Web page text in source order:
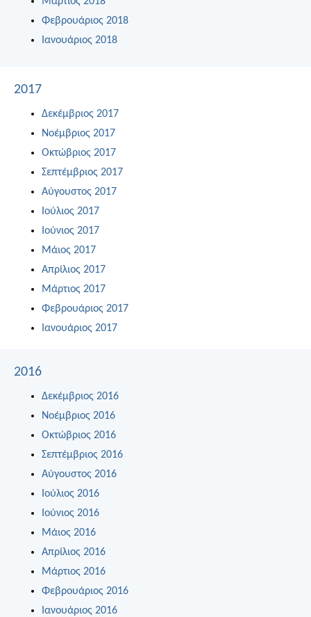
Φεβρουάριος 2018
Ιανουάριος 2018
2017
Δεκέμβριος 2017
Νοέμβριος 2017
Οκτώβριος 2017
Σεπτέμβριος 2017
Αύγουστος 2017
Ιούλιος 2017
Ιούνιος 2017
Μάιος 2017
Απρίλιος 2017
Μάρτιος 2017
Φεβρουάριος 2017
Ιανουάριος 2017
2016
Δεκέμβριος 2016
Νοέμβριος 2016
Οκτώβριος 2016
Σεπτέμβριος 2016
Αύγουστος 2016
Ιούλιος 2016
Ιούνιος 2016
Μάιος 2016
Απρίλιος 2016
Μάρτιος 2016
Φεβρουάριος 2016
Ιανουάριος 2016